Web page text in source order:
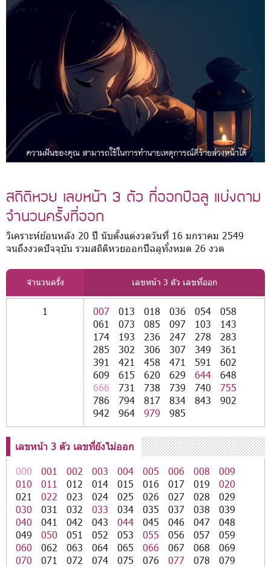
สถิติหวย เลขหน้า 3 ตัว ที่ออกปีฉลู แบ่งตาม
จำนวนครั้งที่ออก
วิเคราะห์ย้อนหลัง 20 ปี นับตั้งแต่งวดวันที่ 16 มกราคม 2549
จนถึงงวดปัจจุบัน รวมสถิติหวยออกปีฉลูทั้งหมด 26 งวด
จำนวนครั้ง เลขหน้า 3 ตัว เลขที่ออก
1 007 013 018 036 054
058
061
073 085 097 103
143
174
193 236 247 278
283
285
302 306 307 349
361
391
421 458 471 591
602
609
615 620 629 644
648
666
731 738 739 740
755
786
794 817 834 843
902
942
964 979 985
เลขหน้า 3 ตัว เลขที่ยังไม่ออก
000
001 002 003 004 005 006 008
009
010
011 012 014 015 016 017 019
020
021
022 023 024 025 026 027 028
029
030
031 032 033 034 035 037 038
039
040
041 042 043 044 045 046 047
048
049
050 051 052 053 055 056 057
059
060
062 063 064 065 066 067 068
069
070
071 072 074 075 076 077 078
079